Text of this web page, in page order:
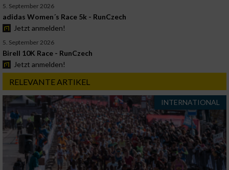
5. September 2026
adidas Women´s Race 5k - RunCzech
Jetzt anmelden!
5. September 2026
Birell 10K Race - RunCzech
Jetzt anmelden!
RELEVANTE ARTIKEL
INTERNATIONAL